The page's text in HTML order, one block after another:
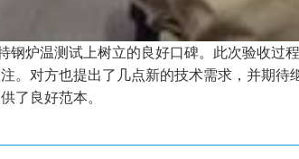
炉温测试上树立的良好口碑。此次验收过
。对方也提出了几点新的技术需求，并期
了良好范本。